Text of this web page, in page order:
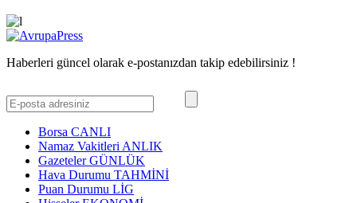
Haberleri güncel olarak e-postanızdan takip edebilirsiniz !
Borsa CANLI
Namaz Vakitleri ANLIK
GazetelerGÜNLÜK
Hava Durumu TAHMİNİ
Puan Durumu LİG